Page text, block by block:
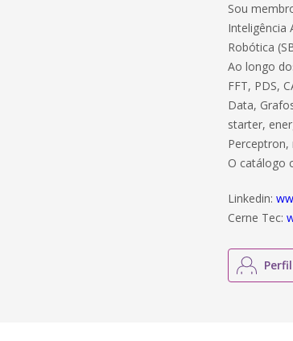
Sou
Inteligência
Robótica
Ao longo
FFT, PDS,
Data,
starter,
O catálogo
Linkedin:
Cerne Tec: